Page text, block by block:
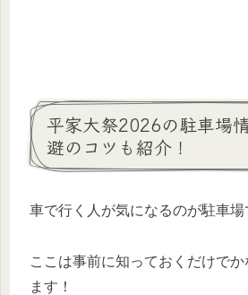
平家大祭2026の駐車場
避のコツも紹介！
車で行く人が気になるのが駐車場
ここは事前に知っておくだけでか
ます！